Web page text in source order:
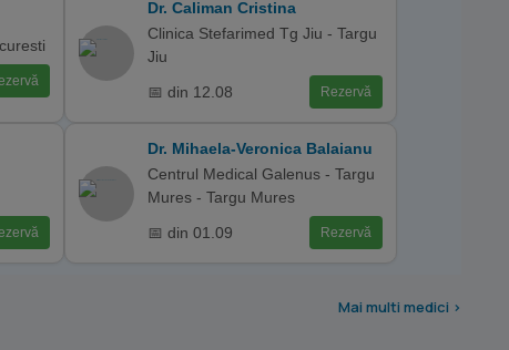
Dr. Caliman Cristina
Clinica Stefarimed Tg Jiu - Targu
Jiu
📅 din 12.08
Rezervă
Dr. Mihaela-Veronica Balaianu
Centrul Medical Galenus - Targu
Mures - Targu Mures
📅 din 01.09
Rezervă
Mai multi medici >